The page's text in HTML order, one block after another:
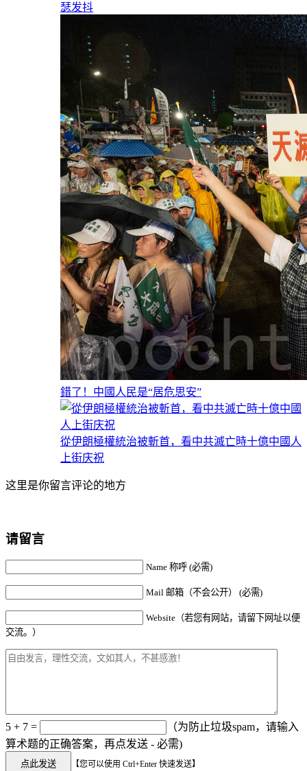
瑟发抖
錯了！中國人民是“居危思安”
從伊朗極權統治被斬首，看中共滅亡時十億中國人
上街庆祝
这里是你留言评论的地方
请留言
Name 称呼 (必需)
Mail 邮箱（不会公开） (必需)
Website（若您有网站，请留下网址以便
交流。）
5 + 7 =
（为防止垃圾spam，请输入
算术题的正确答案，再点发送 - 必需)
【您可以使用 Ctrl+Enter 快速发送】